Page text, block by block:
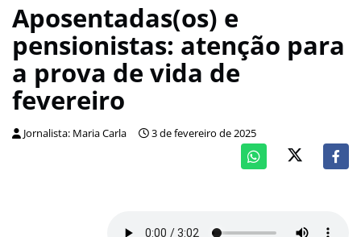
Aposentadas(os) e
pensionistas: atenção para
a prova de vida de
fevereiro
Jornalista: Maria Carla 3 de fevereiro de 2025